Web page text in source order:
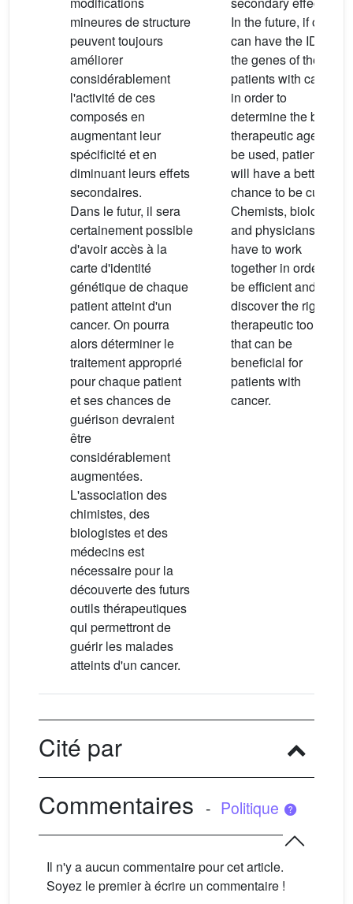
mineures de structure
peuvent toujours
améliorer
considérablement
l'activité de ces
composés en
augmentant leur
spécificité et en
diminuant leurs effets
secondaires.
Dans le futur, il sera
certainement possible
d'avoir accès à la
carte d'identité
génétique de chaque
patient atteint d'un
cancer. On pourra
alors déterminer le
traitement approprié
pour chaque patient
et ses chances de
guérison devraient
être
considérablement
augmentées.
L'association des
chimistes, des
biologistes et des
médecins est
nécessaire pour la
découverte des futurs
outils thérapeutiques
qui permettront de
guérir les malades
atteints d'un cancer.
In the future, if one
can have the ID of
the genes of the
patients with cancer
in order to
determine the best
therapeutic agent to
be used, patients
will have a better
chance to be cured.
Chemists, biologists
and physicians
have to work
together in order to
be efficient and
discover the right
therapeutic tools
that can be
beneficial for
patients with
cancer.
Cité par
Commentaires - Politique
Il n'y a aucun commentaire pour cet article.
Soyez le premier à écrire un commentaire !